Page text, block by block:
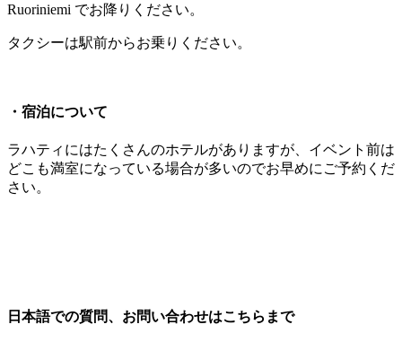
Ruoriniemi でお降りください。
タクシーは駅前からお乗りください。
・ 宿泊について
ラハティにはたくさんのホテルがありますが、イベント前は
どこも満室になっている場合が多いのでお早めにご予約くだ
さい。
日本語での質問、お問い合わせはこちらまで